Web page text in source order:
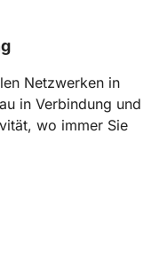
Netzwerken in
in Verbindung und
wo immer Sie